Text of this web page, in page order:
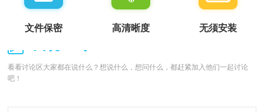
文件保密 高清晰度 无须安装
看看讨论区大家都在说什么？想说什么，想问什么，都赶紧加入他们一起讨论
吧！